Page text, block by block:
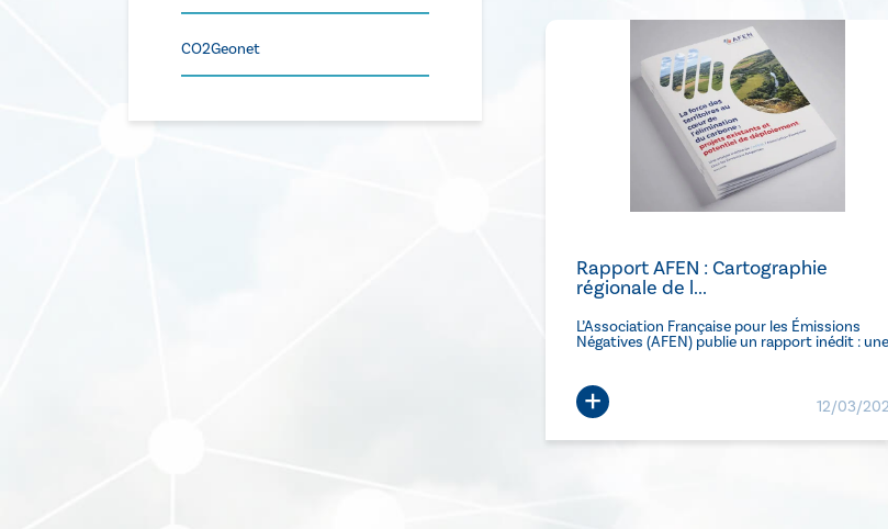
CO2Geonet
Rapport AFEN : Cartographie
régionale de l...
L’Association Française pour les Émissions
Négatives (AFEN) publie un rapport inédit :
+ 12/03/